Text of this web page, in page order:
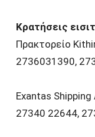
Κρατήσεις
2736031390,
Exantas
27340 22644,